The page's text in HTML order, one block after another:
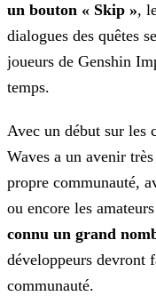
un bouton « Skip »,
dialogues des quêtes
joueurs de Genshin
temps.
Avec un début sur les
Waves a un avenir
propre communauté,
ou encore les
connu un grand
développeurs devront
communauté.